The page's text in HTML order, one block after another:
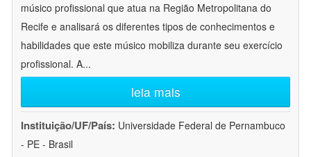
músico profissional que atua na Região Metropolitana do
Recife e analisará os diferentes tipos de conhecimentos e
habilidades que este músico mobiliza durante seu exercício
profissional. A...
leia mais
Instituição/UF/País: Universidade Federal de Pernambuco
- PE - Brasil